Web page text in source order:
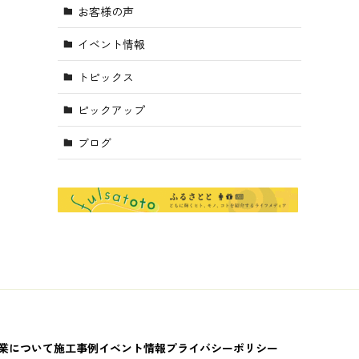
お客様の声
イベント情報
トピックス
ピックアップ
ブログ
について施工事例イベント情報プライバシーポリシー